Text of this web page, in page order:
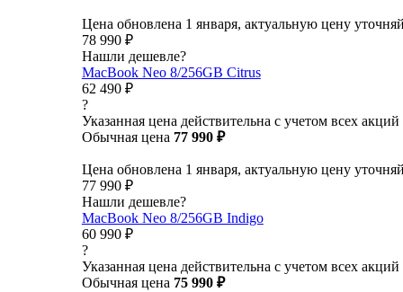
Цена обновлена 1 января, актуальную цену
78 990 ₽
Нашли дешевле?
MacBook Neo 8/256GB Citrus
62 490 ₽
?
Указанная цена действительна с учетом всех акций
Обычная цена 77 990 ₽
Цена обновлена 1 января, актуальную цену
77 990 ₽
Нашли дешевле?
MacBook Neo 8/256GB Indigo
60 990 ₽
?
Указанная цена действительна с учетом всех акций
Обычная цена 75 990 ₽